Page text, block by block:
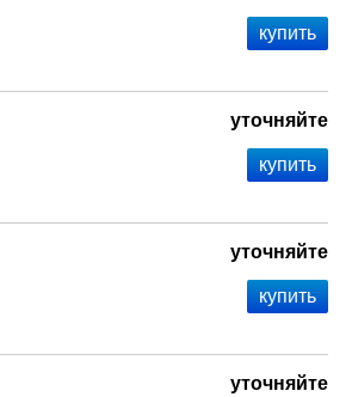
уточняйте
уточняйте
уточняйте